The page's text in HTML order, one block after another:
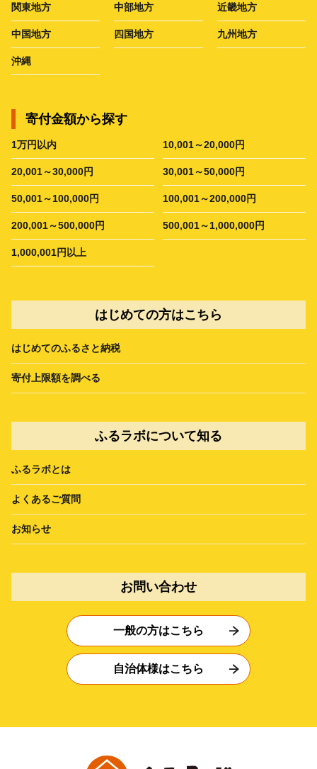
関東地方 中部地方 近畿地方
中国地方 四国地方 九州地方
沖縄
寄付金額から探す
1万円以内 10,001～20,000円
20,001～30,000円 30,001～50,000円
50,001～100,000円 100,001～200,000円
200,001～500,000円 500,001～1,000,000円
1,000,001円以上
はじめての方はこちら
はじめてのふるさと納税
寄付上限額を調べる
ふるラボについて知る
ふるラボとは
よくあるご質問
お知らせ
お問い合わせ
一般の方はこちら
自治体様はこちら